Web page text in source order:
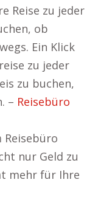
Reise zu jeder
ob
Ein Klick
zu jeder
zu buchen,
– Reisebüro
nur Geld zu
mehr für Ihre